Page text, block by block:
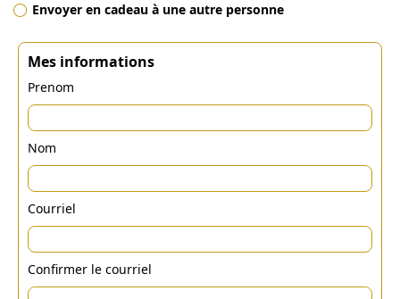
Envoyer en cadeau à une autre personne
Mes informations
Prenom
Nom
Courriel
Confirmer le courriel